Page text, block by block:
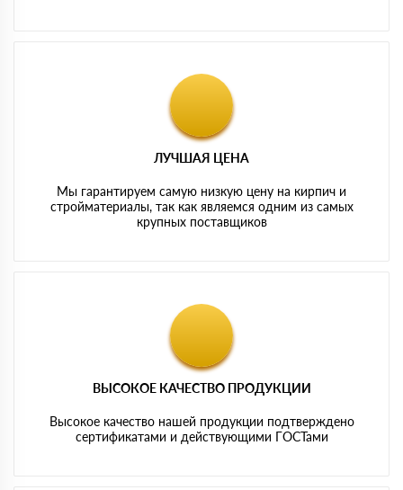
ЛУЧШАЯ ЦЕНА
Мы гарантируем самую низкую цену на кирпич и
стройматериалы, так как являемся одним из самых
крупных поставщиков
ВЫСОКОЕ КАЧЕСТВО ПРОДУКЦИИ
Высокое качество нашей продукции подтверждено
сертификатами и действующими ГОСТами